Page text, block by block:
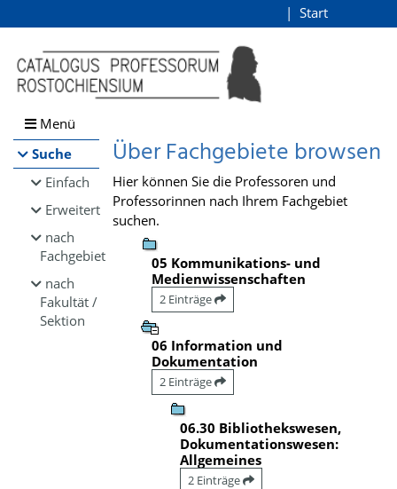
Browsen
direkt zum Inhalt
Start
Menü
Suche
Einfach
Erweitert
nach
Fachgebiet
nach
Fakultät /
Sektion
Über Fachgebiete browsen
Hier können Sie die Professoren und
Professorinnen nach Ihrem Fachgebiet
suchen.
05 Kommunikations- und
Medienwissenschaften
2 Einträge
06 Information und
Dokumentation
2 Einträge
06.30 Bibliothekswesen,
Dokumentationswesen:
Allgemeines
2 Einträge